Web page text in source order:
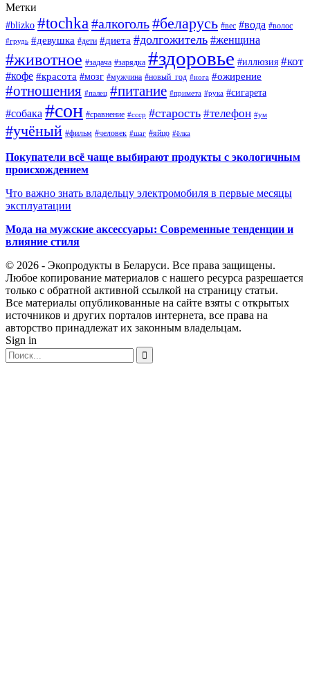
Метки
#blizko #tochka #алкоголь#беларусь #вес #вода #волос
#грудь #девушка #дети #диета #долгожитель #женщина
#животное #задача #зарядка #здоровье #иллюзия #кот
#кофе #красота #мозг #мужчина #новый_год #нога #ожирение
#отношения #палец #питание #примета #рука #сигарета
#собака #сон #сравнение #ссср #старость #телефон #ум
#учёный #фильм #человек #шаг #яйцо #ёлка
Покупатели всё чаще выбирают продукты с экологичным
происхождением
Что важно знать владельцу электромобиля в первые месяцы
эксплуатации
Мода на мужские аксессуары: Современные тенденции и
влияние стиля
© 2026 - Экопродукты в Беларуси. Все права защищены.
Любое копирование материалов с нашего ресурса разрешается
только с обратной активной ссылкой на страницу статьи.
Все материалы опубликованные на сайте взяты с открытых
источников и других порталов интернета, все права на
авторство принадлежат их законным владельцам.
Sign in